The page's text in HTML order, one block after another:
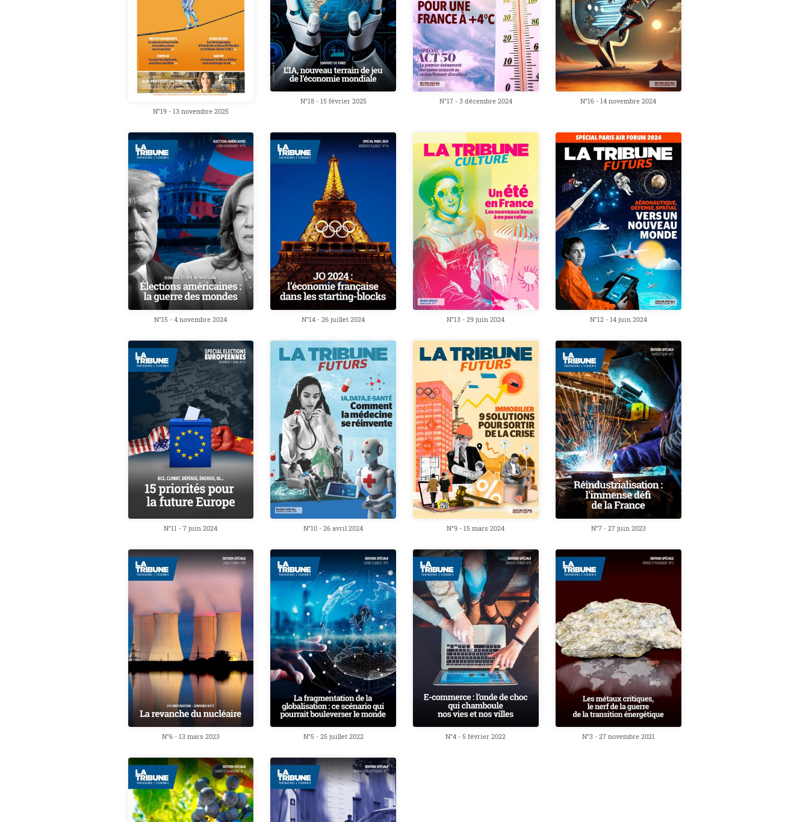
N°19 - 13 novembre 2025
N°18 - 15 février 2025 N°17 - 3 décembre 2024 N°16 - 14 novembre 2024
N°15 - 4 novembre 2024 N°14 - 26 juillet 2024 N°13 - 29 juin 2024 N°12 - 14 juin 2024
N°11 - 7 juin 2024 N°10 - 26 avril 2024 N°9 - 15 mars 2024 N°7 - 27 juin 2023
N°6 - 13 mars 2023 N°5 - 25 juillet 2022 N°4 - 5 février 2022 N°3 - 27 novembre 2021